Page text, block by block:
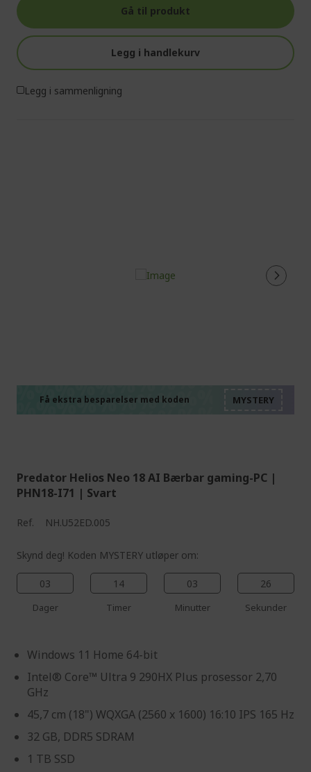
Gå til produkt
Legg i handlekurv
Legg i sammenligning
Få ekstra besparelser med koden
Predator Helios Neo 18 AI Bærbar gaming-PC |
PHN18-I71 | Svart
Ref. NH.U52ED.005
Skynd deg! Koden MYSTERY utløper om:
03
Dager
14
Timer
03
Minutter
25
Sekunder
Windows 11 Home 64-bit
Intel® Core™ Ultra 9 290HX Plus prosessor 2,70
GHz
45,7 cm (18") WQXGA (2560 x 1600) 16:10 IPS 165 Hz
32 GB, DDR5 SDRAM
1 TB SSD